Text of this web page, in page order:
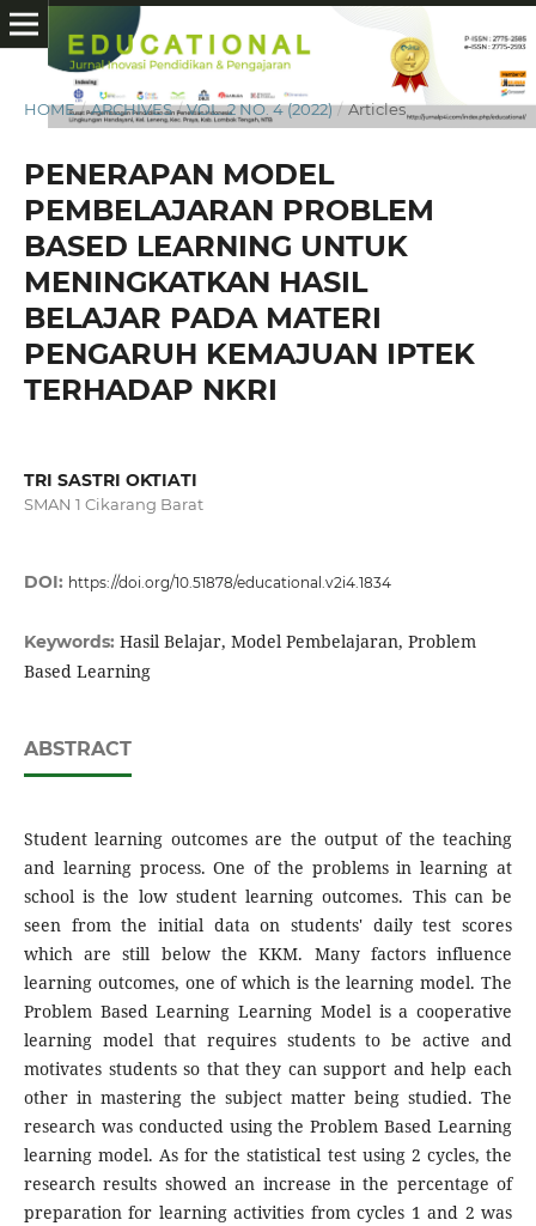
HOME / ARCHIVES / VOL. 2 NO. 4 (2022) / Articles
PENERAPAN MODEL
PEMBELAJARAN PROBLEM
BASED LEARNING UNTUK
MENINGKATKAN HASIL
BELAJAR PADA MATERI
PENGARUH KEMAJUAN IPTEK
TERHADAP NKRI
TRI SASTRI OKTIATI
SMAN 1 Cikarang Barat
DOI: https://doi.org/10.51878/educational.v2i4.1834
Keywords: Hasil Belajar, Model Pembelajaran, Problem
Based Learning
ABSTRACT
Student learning outcomes are the output of the teaching
and learning process. One of the problems in learning at
school is the low student learning outcomes. This can be
seen from the initial data on students' daily test scores
which are still below the KKM. Many factors influence
learning outcomes, one of which is the learning model. The
Problem Based Learning Learning Model is a cooperative
learning model that requires students to be active and
motivates students so that they can support and help each
other in mastering the subject matter being studied. The
research was conducted using the Problem Based Learning
learning model. As for the statistical test using 2 cycles, the
research results showed an increase in the percentage of
preparation for learning activities from cycles 1 and 2 was